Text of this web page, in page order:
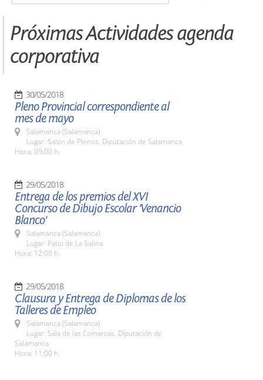
Próximas Actividades agenda
corporativa
30/05/2018
Pleno Provincial correspondiente al
mes de mayo
Salamanca (Salamanca)
Lugar: Salón de Plenos. Diputación de Salamanca
Hora: 09:00 h.
29/05/2018
Entrega de los premios del XVI
Concurso de Dibujo Escolar 'Venancio
Blanco'
Salamanca (Salamanca)
Lugar: Patio de La Salina
Hora: 12:00 h.
29/05/2018
Clausura y Entrega de Diplomas de los
Talleres de Empleo
Salamanca (Salamanca)
Lugar: Sala de las Comarcas. Diputación de
Salamanca
Hora: 11:00 h.